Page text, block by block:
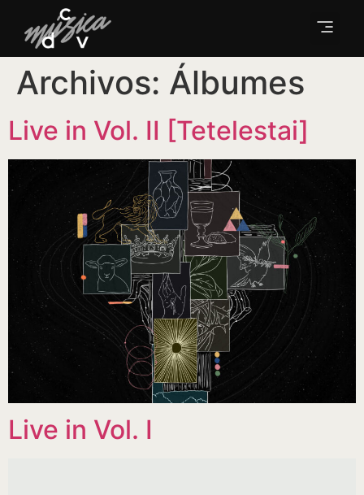
Archivos: Álbumes
Live in Vol. II [Tetelestai]
Live in Vol. I